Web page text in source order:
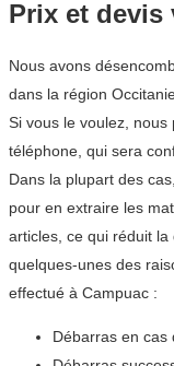
Prix et devis
Nous avons
dans la région
Si vous le voulez,
téléphone, qui sera
Dans la plupart des
pour en extraire les
articles, ce qui réduit
quelques-unes des
effectué à Campuac :
Débarras en cas